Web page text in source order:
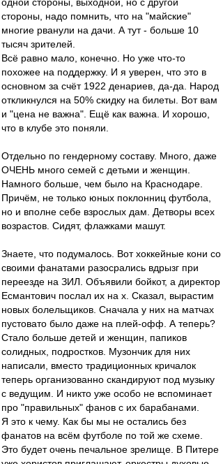
стороны, надо помнить, что на "майские"
многие рванули на дачи. А тут - больше 10
тысяч зрителей.
Всё равно мало, конечно. Но уже что-то
похожее на поддержку. И я уверен, что это в
основном за счёт 1922 денариев, да-да. Народ
откликнулся на 50% скидку на билеты. Вот вам
и "цена не важна". Ещё как важна. И хорошо,
что в клубе это поняли.
Отдельно по гендерному составу. Много, даже
ОЧЕНЬ много семей с детьми и женщин.
Намного больше, чем было на Краснодаре.
Причём, не только юных поклонниц футбола,
но и вполне себе взрослых дам. Детворы всех
возрастов. Сидят, флажками машут.
Знаете, что подумалось. Вот хоккейные кони со
своими фанатами разосрались вдрызг при
переезде на ЗИЛ. Объявили бойкот, а директор
Есмантович послал их на х. Сказал, вырастим
новых болельщиков. Сначала у них на матчах
пустовато было даже на плей-офф. А теперь?
Стало больше детей и женщин, папиков
солидных, подростков. Музончик для них
написали, вместо традиционных кричалок
теперь организованно скандируют под музыку
с ведущим. И никто уже особо не вспоминает
про "правильных" фанов с их барабанами.
Я это к чему. Как бы мы не остались без
фанатов на всём футболе по той же схеме.
Это будет очень печальное зрелище. В Питере